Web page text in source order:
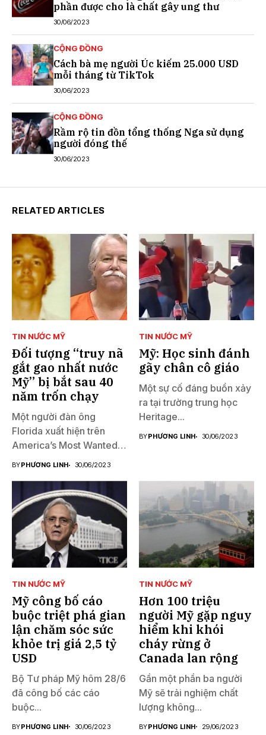
phần được cho là chất gây ung thư
30/06/2023
CỘNG ĐỒNG
Cách bà mẹ người Úc kiếm 25.000 USD
mỗi tháng từ TikTok
30/06/2023
CỘNG ĐỒNG
Rầm rộ tin đồn tổng thống Nga sử dụng
người đóng thế
30/06/2023
RELATED ARTICLES
TIN NƯỚC MỸ
Đối tượng “truy nã
gắt gao nhất nước
Mỹ” bị bắt sau 40
năm trốn chạy
Một người đàn ông
Florida xuất hiện trên
America’s Most Wanted
đã...
BYPHƯƠNG LINH 30/06/2023
TIN NƯỚC MỸ
Mỹ: Học sinh đánh
gãy chân cô giáo
Một sự cố đáng buồn xảy
ra tại trường trung học
Heritage...
BYPHƯƠNG LINH 30/06/2023
TIN NƯỚC MỸ
Mỹ công bố cáo
buộc triệt phá gian
lận chăm sóc sức
khỏe trị giá 2,5 tỷ
USD
Bộ Tư pháp Mỹ hôm 28/6
đã công bố các cáo
buộc...
BYPHƯƠNG LINH 30/06/2023
TIN NƯỚC MỸ
Hơn 100 triệu
người Mỹ gặp nguy
hiểm khi khói
cháy rừng ở
Canada lan rộng
Gần một phần ba người
Mỹ sẽ trải nghiệm chất
lượng không...
BYPHƯƠNG LINH 29/06/2023